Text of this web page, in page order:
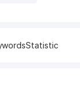
Statistic